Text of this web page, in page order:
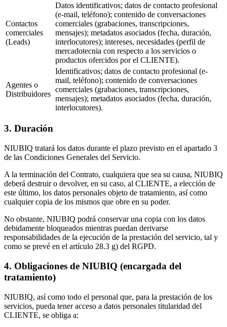
Contactos
comerciales
(Leads)
Datos identificativos; datos de contacto profesional
(e-mail, teléfono); contenido de conversaciones
comerciales (grabaciones, transcripciones,
mensajes); metadatos asociados (fecha, duración,
interlocutores); intereses, necesidades (perfil de
mercadotecnia con respecto a los servicios o
productos ofercidos por el CLIENTE).
Agentes o
Distribuidores
Identificativos; datos de contacto profesional (e-
mail, teléfono); contenido de conversaciones
comerciales (grabaciones, transcripciones,
mensajes); metadatos asociados (fecha, duración,
interlocutores).
3. Duración
NIUBIQ tratará los datos durante el plazo previsto en el apartado 3
de las Condiciones Generales del Servicio.
A la terminación del Contrato, cualquiera que sea su causa, NIUBIQ
deberá destruir o devolver, en su caso, al CLIENTE, a elección de
este último, los datos personales objeto de tratamiento, así como
cualquier copia de los mismos que obre en su poder.
No obstante, NIUBIQ podrá conservar una copia con los datos
debidamente bloqueados mientras puedan derivarse
responsabilidades de la ejecución de la prestación del servicio, tal y
como se prevé en el artículo 28.3 g) del RGPD.
4. Obligaciones de NIUBIQ (encargada del
tratamiento)
NIUBIQ, así como todo el personal que, para la prestación de los
servicios, pueda tener acceso a datos personales titularidad del
CLIENTE, se obliga a: